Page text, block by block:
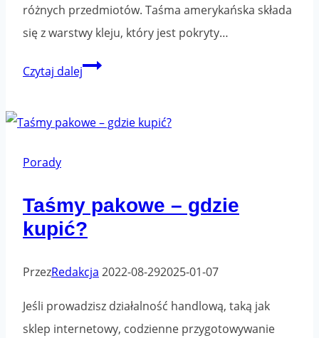
różnych przedmiotów. Taśma amerykańska składa
się z warstwy kleju, który jest pokryty…
Czytaj dalejTaśma
kleić?
Porady
Taśmy pakowe – gdzie
kupić?
PrzezRedakcja 2022-08-292025-01-07
Jeśli prowadzisz działalność handlową, taką jak
sklep internetowy, codzienne przygotowywanie